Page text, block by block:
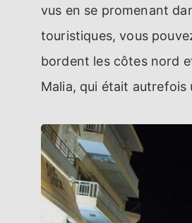
vus en se promenant
touristiques, vous
bordent les côtes nord
Malia, qui était autrefois